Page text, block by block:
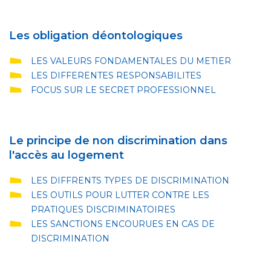
Les obligation déontologiques
LES VALEURS FONDAMENTALES DU METIER
LES DIFFERENTES RESPONSABILITES
FOCUS SUR LE SECRET PROFESSIONNEL
Le principe de non discrimination dans
l'accès au logement
LES DIFFRENTS TYPES DE DISCRIMINATION
LES OUTILS POUR LUTTER CONTRE LES
PRATIQUES DISCRIMINATOIRES
LES SANCTIONS ENCOURUES EN CAS DE
DISCRIMINATION